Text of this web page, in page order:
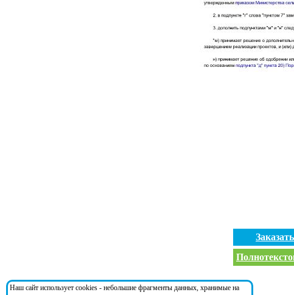
Документ ссылается на:
Наш сайт использует cookies - небольшие фрагменты данных, хранимые на